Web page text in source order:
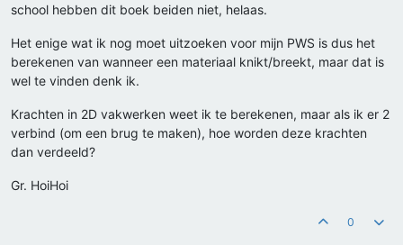
school hebben dit boek beiden niet, helaas.
Het enige wat ik nog moet uitzoeken voor mijn PWS is dus het
berekenen van wanneer een materiaal knikt/breekt, maar dat is
wel te vinden denk ik.
Krachten in 2D vakwerken weet ik te berekenen, maar als ik er 2
verbind (om een brug te maken), hoe worden deze krachten
dan verdeeld?
Gr. HoiHoi
0